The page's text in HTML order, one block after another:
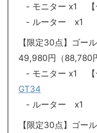
- モニター x1 【
- ルーター x1
【限定30点】ゴー
49,980円（88,780
- モニター x1 【
GT34
- ルーター x1
【限定30点】ゴー